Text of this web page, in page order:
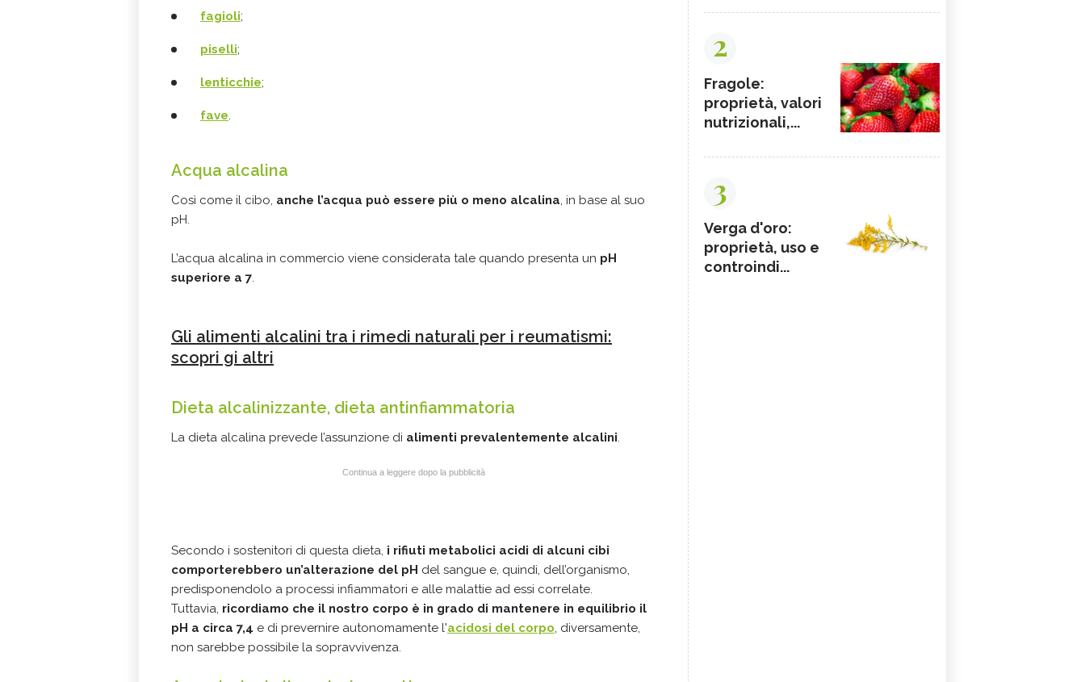
fagioli;
piselli;
lenticchie;
fave.
Acqua alcalina
Così come il cibo, anche l’acqua può essere più o meno alcalina, in base al suo
pH.
L’acqua alcalina in commercio viene considerata tale quando presenta un pH
superiore a 7.
Gli alimenti alcalini tra i rimedi naturali per i reumatismi:
scopri gi altri
Dieta alcalinizzante, dieta antinfiammatoria
La dieta alcalina prevede l’assunzione di alimenti prevalentemente alcalini.
Continua a leggere dopo la pubblicità
Secondo i sostenitori di questa dieta, i rifiuti metabolici acidi di alcuni cibi
comporterebbero un’alterazione del pH del sangue e, quindi, dell’organismo,
predisponendolo a processi infiammatori e alle malattie ad essi correlate.
Tuttavia, ricordiamo che il nostro corpo è in grado di mantenere in equilibrio il
pH a circa 7,4 e di prevernire autonomamente l'acidosi del corpo, diversamente,
non sarebbe possibile la sopravvivenza.
2
Fragole:
proprietà, valori
nutrizionali,...
3
Verga d'oro:
proprietà, uso e
controindi...